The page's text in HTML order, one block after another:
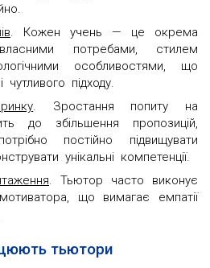
. Кожен учень — це окрема
потребами, стилем
особливостями, що
підходу.
. Зростання попиту на
до збільшення пропозицій,
постійно підвищувати
унікальні компетенції.
. Тьютор часто виконує
що вимагає емпатії
тьютори